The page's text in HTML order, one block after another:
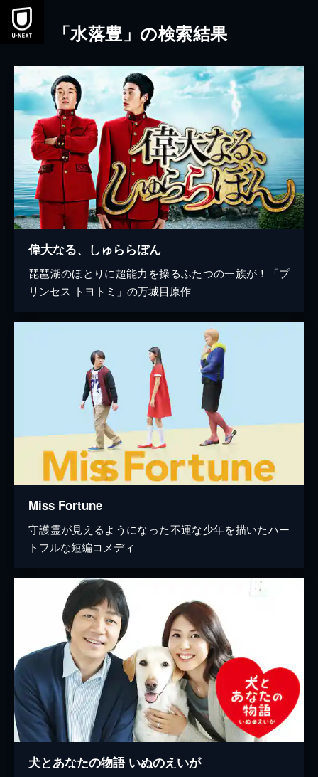
本文へスキップ
「水落豊」の検索結果
偉大なる、しゅららぼん
琵琶湖のほとりに超能力を操るふたつの一族が！「プ
リンセス トヨトミ」の万城目原作
Miss Fortune
守護霊が見えるようになった不運な少年を描いたハー
トフルな短編コメディ
犬とあなたの物語 いぬのえいが